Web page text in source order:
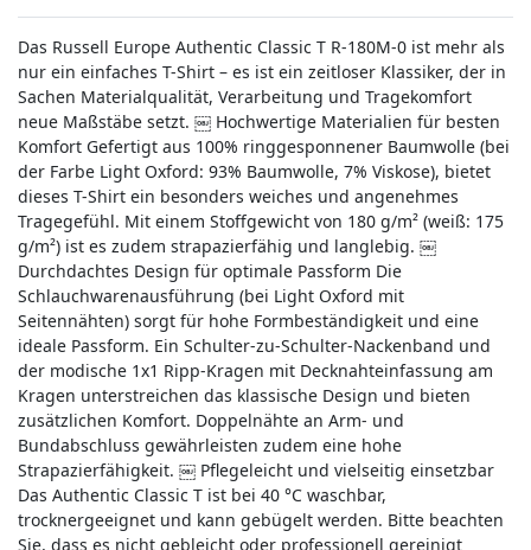
Das Russell Europe Authentic Classic T R-180M-0 ist mehr als
nur ein einfaches T-Shirt – es ist ein zeitloser Klassiker, der in
Sachen Materialqualität, Verarbeitung und Tragekomfort
neue Maßstäbe setzt. ￼ Hochwertige Materialien für besten
Komfort Gefertigt aus 100% ringgesponnener Baumwolle (bei
der Farbe Light Oxford: 93% Baumwolle, 7% Viskose), bietet
dieses T-Shirt ein besonders weiches und angenehmes
Tragegefühl. Mit einem Stoffgewicht von 180 g/m² (weiß: 175
g/m²) ist es zudem strapazierfähig und langlebig. ￼
Durchdachtes Design für optimale Passform Die
Schlauchwarenausführung (bei Light Oxford mit
Seitennähten) sorgt für hohe Formbeständigkeit und eine
ideale Passform. Ein Schulter-zu-Schulter-Nackenband und
der modische 1x1 Ripp-Kragen mit Decknahteinfassung am
Kragen unterstreichen das klassische Design und bieten
zusätzlichen Komfort. Doppelnähte an Arm- und
Bundabschluss gewährleisten zudem eine hohe
Strapazierfähigkeit. ￼ Pflegeleicht und vielseitig einsetzbar
Das Authentic Classic T ist bei 40 °C waschbar,
trocknergeeignet und kann gebügelt werden. Bitte beachten
Sie, dass es nicht gebleicht oder professionell gereinigt